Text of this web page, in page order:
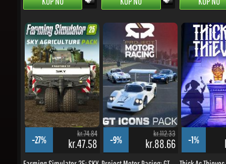
-27%
kr.74.84
kr.47.58
Farming Simulator 25: SKY
-9% kr.88.66
Project Motor Racing: GT
-1%
Thick As Thieves